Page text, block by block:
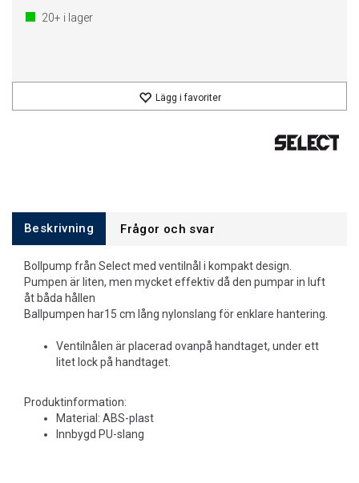
20+ i lager
Lägg i favoriter
Beskrivning Frågor och svar
Bollpump från Select med ventilnål i kompakt design.
Pumpen är liten, men mycket effektiv då den pumpar in luft
åt båda hållen
Ballpumpen har15 cm lång nylonslang för enklare hantering.
Ventilnålen är placerad ovanpå handtaget, under ett
litet lock på handtaget.
Produktinformation:
Material: ABS-plast
Innbygd PU-slang